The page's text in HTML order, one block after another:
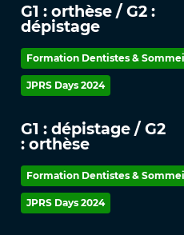
G1 : orthèse / G2 :
dépistage
Formation Dentistes &
JPRS Days 2024
G1 : dépistage / G2
: orthèse
Formation Dentistes &
JPRS Days 2024